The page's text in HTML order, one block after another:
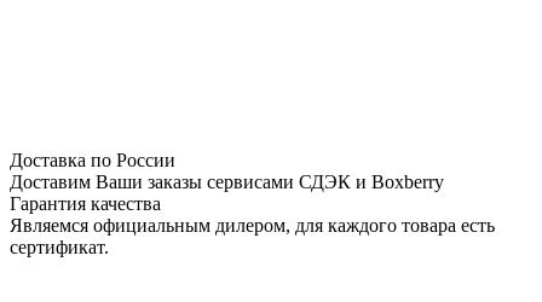
Доставка по России
Доставим Ваши заказы сервисами СДЭК и Boxberry
Гарантия качества
Являемся официальным дилером, для каждого товара есть
сертификат.